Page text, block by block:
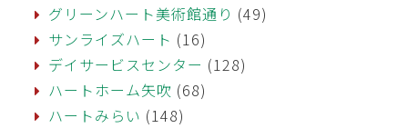
グリーンハート美術館通り (49)
サンライズハート (16)
デイサービスセンター (128)
ハートホーム矢吹 (68)
ハートみらい (148)